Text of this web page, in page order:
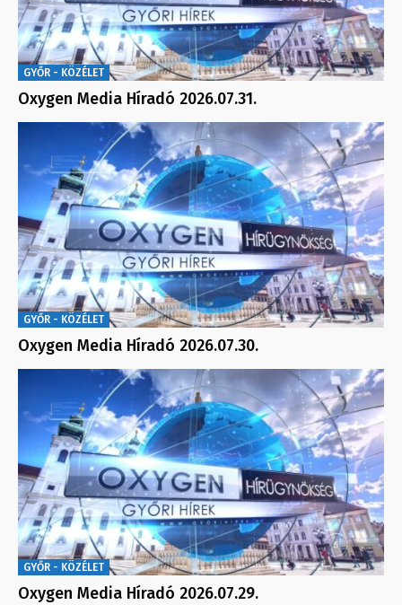
GYŐR - KÖZÉLET
Oxygen Media Híradó 2026.07.31.
GYŐR - KÖZÉLET
Oxygen Media Híradó 2026.07.30.
GYŐR - KÖZÉLET
Oxygen Media Híradó 2026.07.29.